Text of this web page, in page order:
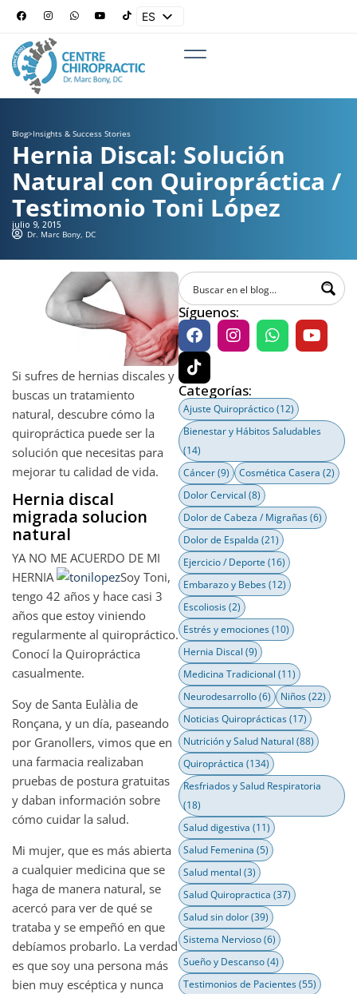
ES
Blog>Insights & Success Stories
Hernia Discal: Solución
Natural con Quiropráctica /
Testimonio Toni López
julio 9, 2015
Dr. Marc Bony, DC
Si sufres de hernias discales y
buscas un tratamiento
natural, descubre cómo la
quiropráctica puede ser la
solución que necesitas para
mejorar tu calidad de vida.
Hernia discal
migrada solucion
natural
YA NO ME ACUERDO DE MI
HERNIA
Soy Toni,
tengo 42 años y hace casi 3
años que estoy viniendo
regularmente al quiropráctico.
Conocí la Quiropráctica
casualmente.
Soy de Santa Eulàlia de
Ronçana, y un día, paseando
por Granollers, vimos que en
una farmacia realizaban
pruebas de postura gratuitas
y daban información sobre
cómo cuidar la salud.
Mi mujer, que es más abierta
a cualquier medicina que se
haga de manera natural, se
acercó para ver de qué se
trataba y se empeñó en que
debíamos probarlo. La verdad
es que soy una persona más
bien muy escéptica y nunca
Síguenos:
Categorías:
Ajuste Quiropráctico(12)
Bienestar y Hábitos Saludables
(14)
Cáncer(9) Cosmética Casera (2)
Dolor Cervical (8)
Dolor de Cabeza / Migrañas(6)
Dolor de Espalda (21)
Ejercicio / Deporte (16)
Embarazo y Bebes(12)
Escoliosis(2)
Estrés y emociones(10)
Hernia Discal (9)
Medicina Tradicional (11)
Neurodesarrollo(6) Niños(22)
Noticias Quiroprácticas(17)
Nutrición y Salud Natural (88)
Quiropráctica (134)
Resfriados y Salud Respiratoria
(18)
Salud digestiva (11)
Salud Femenina (5)
Salud mental (3)
Salud Quiropractica (37)
Salud sin dolor(39)
Sistema Nervioso(6)
Sueño y Descanso(4)
Testimonios de Pacientes(55)